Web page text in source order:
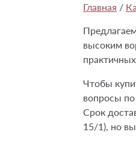
Главная /
высоким
Чтобы
вопросы по
Срок
15/1), но